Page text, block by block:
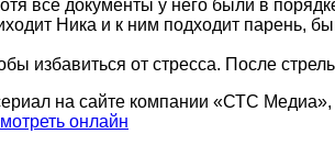
все документы у него были в
Ника и к ним подходит парень,
избавиться от стресса. После
на сайте компании «СТС
онлайн